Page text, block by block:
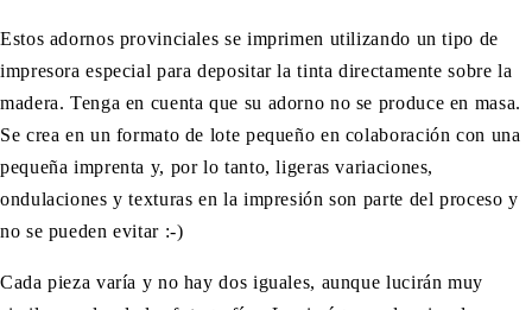
Estos adornos provinciales se imprimen utilizando un tipo de
impresora especial para depositar la tinta directamente sobre la
madera. Tenga en cuenta que su adorno no se produce en masa.
Se crea en un formato de lote pequeño en colaboración con una
pequeña imprenta y, por lo tanto, ligeras variaciones,
ondulaciones y texturas en la impresión son parte del proceso y
no se pueden evitar :-)
Cada pieza varía y no hay dos iguales, aunque lucirán muy